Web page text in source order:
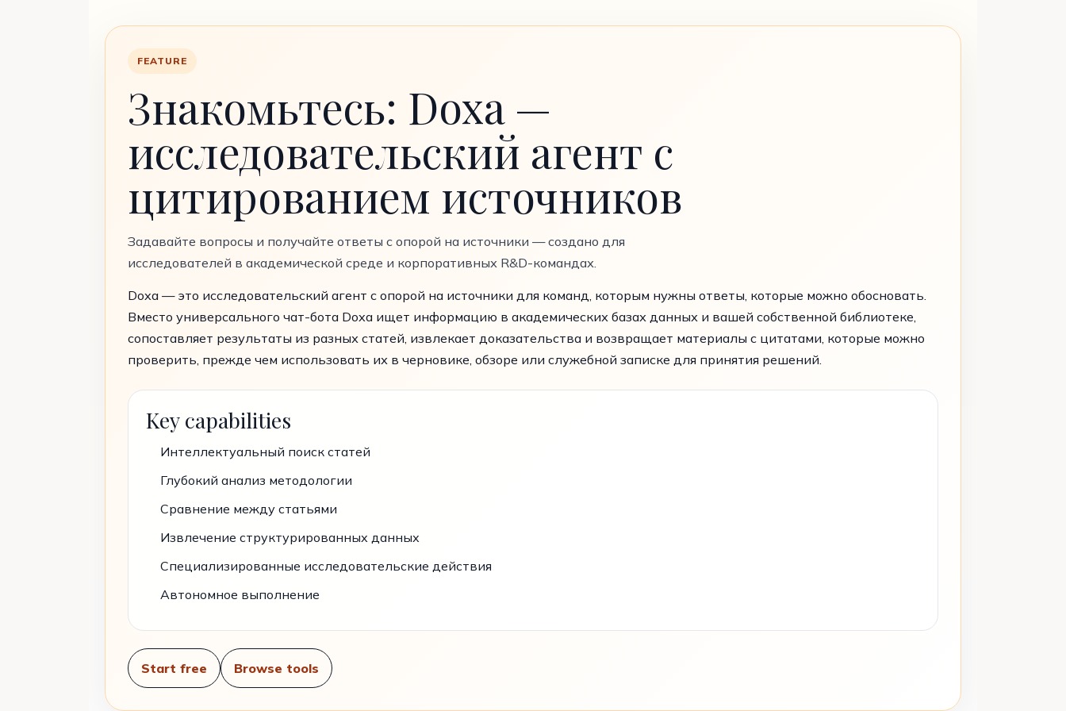
FEATURE
Знакомьтесь: Doxa —
исследовательский агент с
цитированием источников
Задавайте вопросы и получайте ответы с опорой на источники — создано для
исследователей в академической среде и корпоративных R&D-командах.
Doxa — это исследовательский агент с опорой на источники для команд, которым нужны ответы, которые можно обосновать.
Вместо универсального чат-бота Doxa ищет информацию в академических базах данных и вашей собственной библиотеке,
сопоставляет результаты из разных статей, извлекает доказательства и возвращает материалы с цитатами, которые можно
проверить, прежде чем использовать их в черновике, обзоре или служебной записке для принятия решений.
Key capabilities
Интеллектуальный поиск статей
Глубокий анализ методологии
Сравнение между статьями
Извлечение структурированных данных
Специализированные исследовательские действия
Автономное выполнение
Start free Browse tools